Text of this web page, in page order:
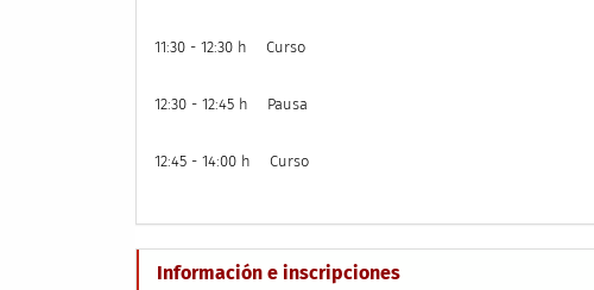
11:30 - 12:30 h Curso
12:30 - 12:45 h Pausa
12:45 - 14:00 h Curso
Información e inscripciones